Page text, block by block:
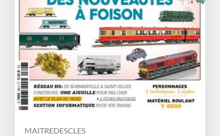
MAITREDESCLES